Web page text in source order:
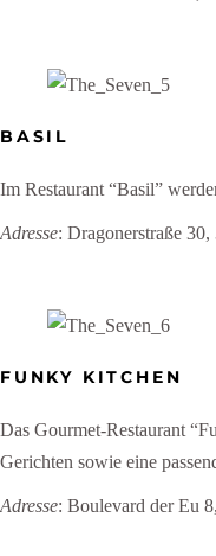
BASIL
Im Restaurant “Basil”
Adresse: Dragonerstraße
FUNKY KITCHEN
Das Gourmet-Restaurant
Gerichten sowie eine
Adresse: Boulevard der Eu